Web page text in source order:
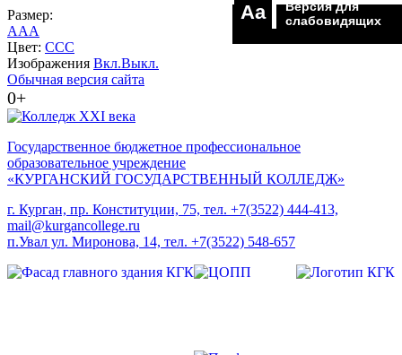
Размер:
AAA
Цвет: CCC
Изображения Вкл.Выкл.
Обычная версия сайта
0+
Aa
Версия для
слабовидящих
Государственное бюджетное профессиональное
образовательное учреждение
«КУРГАНСКИЙ ГОСУДАРСТВЕННЫЙ КОЛЛЕДЖ»
г. Курган, пр. Конституции, 75, тел. +7(3522) 444-413,
mail@kurgancollege.ru
п.Увал ул. Миронова, 14, тел. +7(3522) 548-657